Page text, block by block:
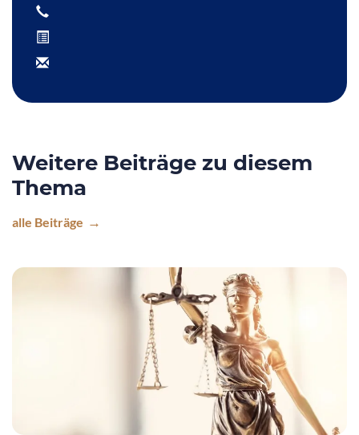
Weitere Beiträge zu diesem
Thema
alle Beiträge